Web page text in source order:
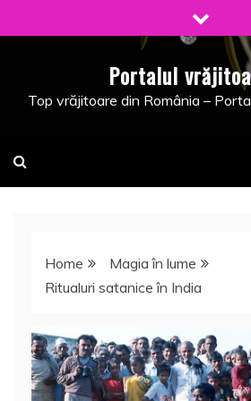
to
Portalul
Top vrăjitoare din România –
Home
Magia în lume
Ritualuri satanice în India